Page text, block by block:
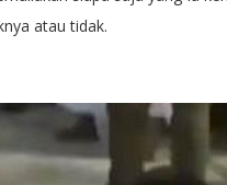
atau tidak.